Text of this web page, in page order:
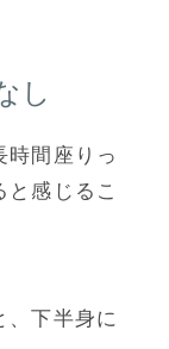
し
時間座りっ
感じるこ
、下半身に